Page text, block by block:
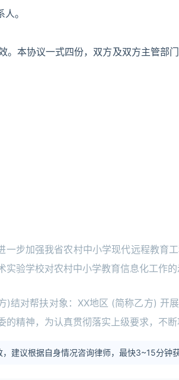
。
。本协议一式四份，双方及双方主管部
步加强我省农村中小学现代远程教育
验学校对农村中小学教育信息化工作的
)结对帮扶对象：XX地区 (简称乙方) 开
精神，为认真贯彻落实上级要求，不
建议根据自身情况咨询律师，最快3~15分钟获